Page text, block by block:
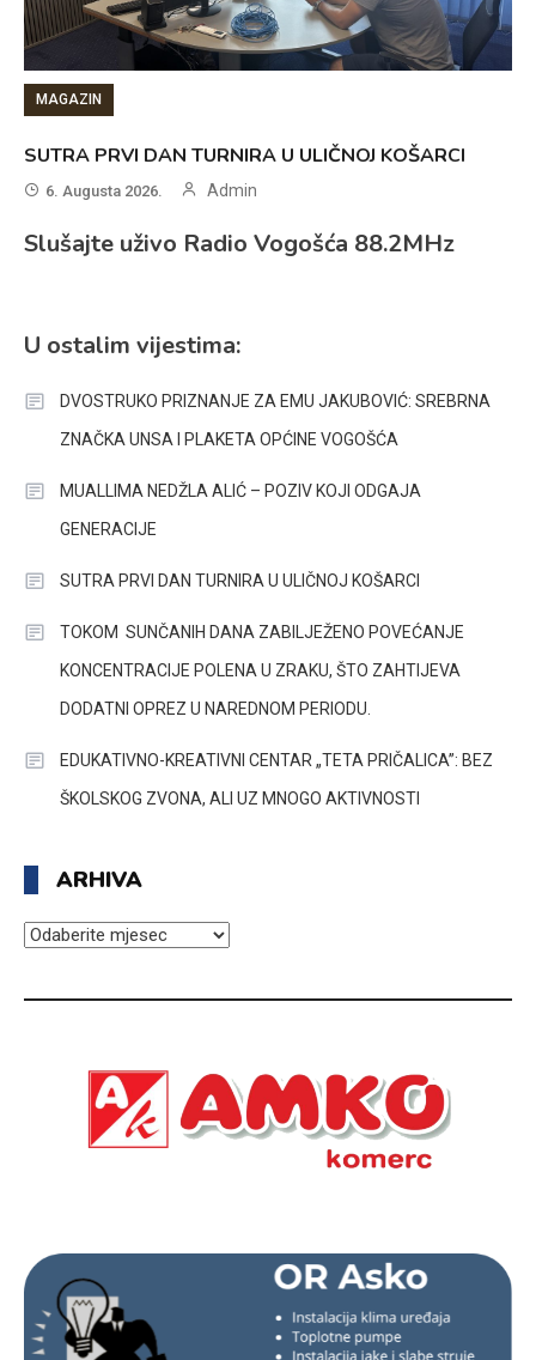
MAGAZIN
SUTRA PRVI DAN TURNIRA U ULIČNOJ KOŠARCI
6. Augusta 2026. Admin
Slušajte uživo Radio Vogošća 88.2MHz
U ostalim vijestima:
DVOSTRUKO PRIZNANJE ZA EMU JAKUBOVIĆ: SREBRNA
ZNAČKA UNSA I PLAKETA OPĆINE VOGOŠĆA
MUALLIMA NEDŽLA ALIĆ – POZIV KOJI ODGAJA
GENERACIJE
SUTRA PRVI DAN TURNIRA U ULIČNOJ KOŠARCI
TOKOM SUNČANIH DANA ZABILJEŽENO POVEĆANJE
KONCENTRACIJE POLENA U ZRAKU, ŠTO ZAHTIJEVA
DODATNI OPREZ U NAREDNOM PERIODU.
EDUKATIVNO-KREATIVNI CENTAR „TETA PRIČALICA”: BEZ
ŠKOLSKOG ZVONA, ALI UZ MNOGO AKTIVNOSTI
ARHIVA
ARHIVA